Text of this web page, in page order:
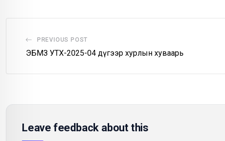
PREVIOUS POST
ЭБМЗ УТХ-2025-04 дүгээр хурлын хуваарь
Leave feedback about this